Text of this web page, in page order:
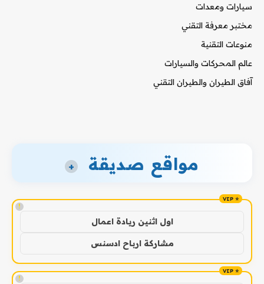
سيارات ومعدات
مختبر معرفة التقني
منوعات التقنية
عالم المحركات والسيارات
آفاق الطيران والطيران التقني
مواقع صديقة +
!
اول اثنين ريادة اعمال
مشاركة ارباح ادسنس
!